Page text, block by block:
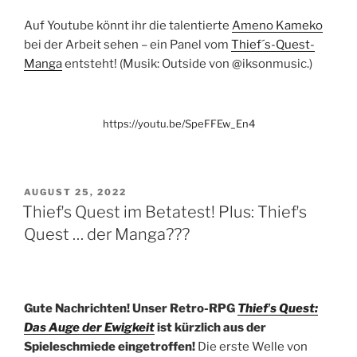
Auf Youtube könnt ihr die talentierte Ameno Kameko
bei der Arbeit sehen – ein Panel vom Thief´s-Quest-
Mangaentsteht! (Musik: Outside von @iksonmusic.)
https://youtu.be/SpeFFEw_En4
VERÖFFENTLICHT
AM
AUGUST 25, 2022
Thiefʼs Quest im Betatest! Plus: Thiefʼs
Quest … der Manga???
Gute Nachrichten! Unser Retro-RPG Thiefʼs Quest:
Das Auge der Ewigkeitist kürzlich aus der
Spieleschmiede eingetroffen! Die erste Welle von